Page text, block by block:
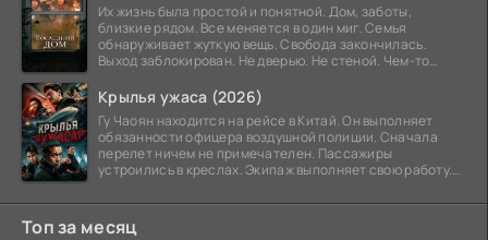
Их жизнь была простой и понятной. Дом, заботы,
близкие рядом. Все меняется в один миг. Семья
обнаруживает жуткую вещь. Свобода закончилась.
Выход заблокирован. Не дверью. Не стеной. Чем-то
Крылья ужаса (2026)
Гу Чаоян находится на рейсе в Китай. Он выполняет
обязанности офицера воздушной полиции. Сначала
перелет ничем не примечателен. Пассажиры
устроились в креслах. Экипаж выполняет свою работу.
Топ за месяц